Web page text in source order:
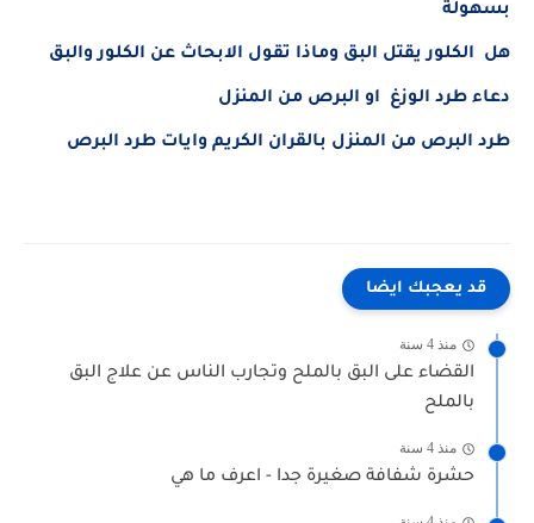
بسهولة
هل الكلور يقتل البق وماذا تقول الابحاث عن الكلور والبق
دعاء طرد الوزغ او البرص من المنزل
طرد البرص من المنزل بالقران الكريم وايات طرد البرص
قد يعجبك ايضا
منذ 4 سنة
القضاء على البق بالملح وتجارب الناس عن علاج البق
بالملح
منذ 4 سنة
حشرة شفافة صغيرة جدا - اعرف ما هي